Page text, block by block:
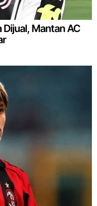
Mantan AC